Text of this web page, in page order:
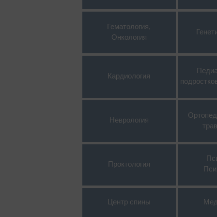
Гематология,
Онкология
Кардиология
Неврология
Проктология
Центр спины